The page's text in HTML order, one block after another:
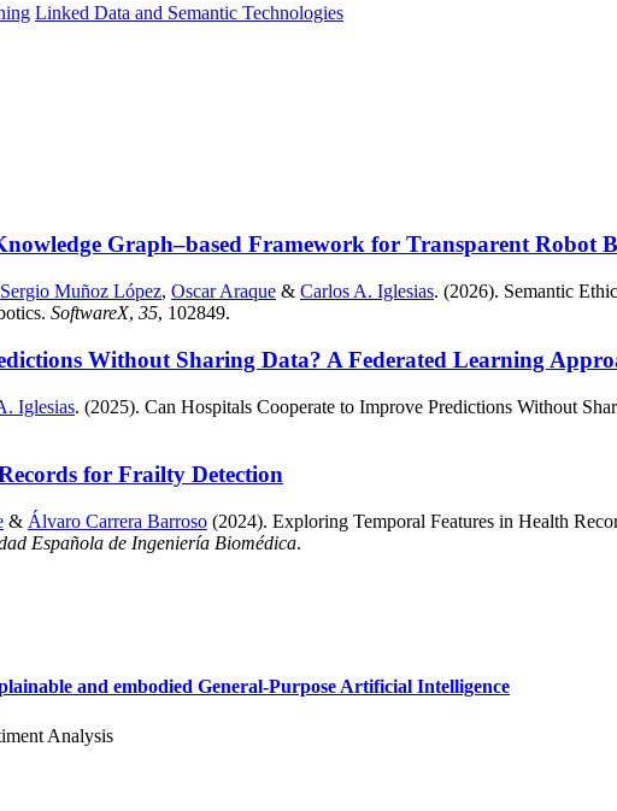
Linked Data and Semantic Technologies
Graph–based Framework for Transparent Robot
Sergio Muñoz López, Oscar Araque & Carlos A. Iglesias. (2026). Semantic
SoftwareX, 35, 102849.
Without Sharing Data? A Federated Learning
Iglesias. (2025). Can Hospitals Cooperate to Improve Predictions Without
for Frailty Detection
& Álvaro Carrera Barroso (2024). Exploring Temporal Features in Health
Española de Ingeniería Biomédica.
and embodied General-Purpose Artificial Intelligence
Analysis